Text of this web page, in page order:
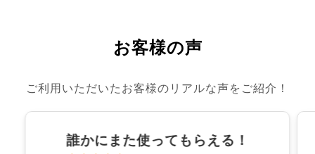
お客様の声
ご利用いただいたお客様のリアルな声をご紹介！
誰かにまた使ってもらえる！